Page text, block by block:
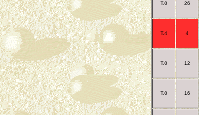
T.0 26
T.4 4
T.0 12
T.0 16